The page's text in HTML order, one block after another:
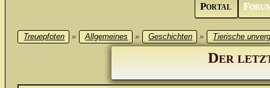
Portal
Treuepfoten » Allgemeines » Geschichten » Tierische
Der